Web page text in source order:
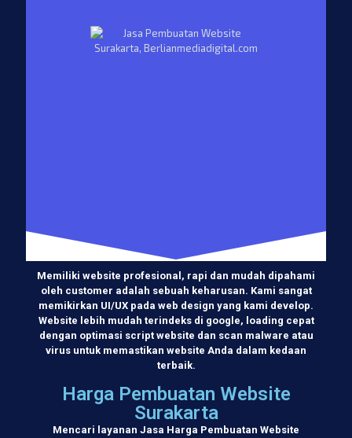
Memiliki website profesional, rapi dan mudah dipahami
oleh customer adalah sebuah keharusan. Kami sangat
memikirkan UI/UX pada web design yang kami develop.
Website lebih mudah terindeks di google, loading cepat
dengan optimasi script website dan scan malware atau
virus untuk memastikan website Anda dalam kedaan
terbaik.
Harga Pembuatan Website
Surakarta
Mencari layanan Jasa Harga Pembuatan Website